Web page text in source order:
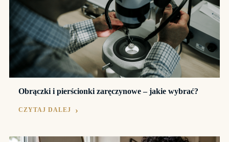
Obrączki i pierścionki zaręczynowe – jakie wybrać?
CZYTAJ DALEJ